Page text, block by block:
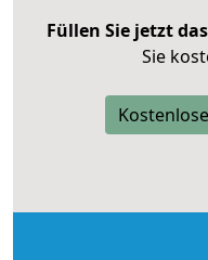
Füllen Sie jetzt
Sie